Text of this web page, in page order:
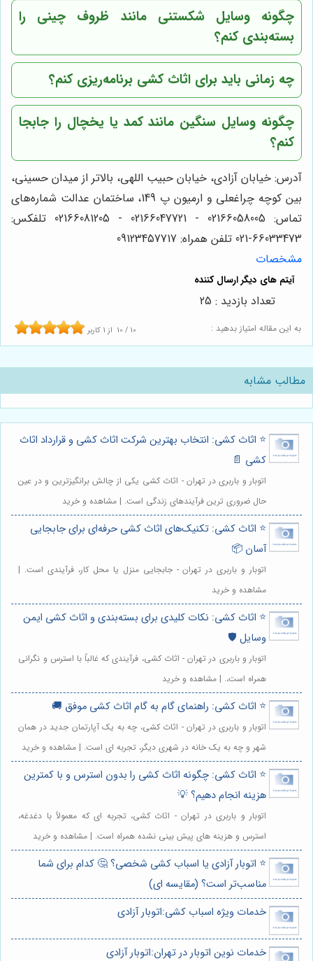
چگونه وسایل شکستنی مانند ظروف چینی را
بسته‌بندی کنم؟
چه زمانی باید برای اثاث کشی برنامه‌ریزی کنم؟
چگونه وسایل سنگین مانند کمد یا یخچال را جابجا
کنم؟
آدرس: خیابان آزادی، خیابان حبیب اللهی، بالاتر از میدان حسینی،
بین کوچه چراغعلی و ارمیون پ 149، ساختمان عدالت شماره‌های
تماس: 02166058005 - 02166047721 - 02166081205 تلفکس:
66033473-021 تلفن همراه: 09123457717
مشخصات
به این مقاله امتیاز بدهید : 10 / 10 از 1 کاربر
تعداد بازدید : 25
مطالب مشابه
⭐️ اثاث کشی: انتخاب بهترین شرکت اثاث کشی و قرارداد اثاث
کشی 📄
اتوبار و باربری در تهران - اثاث کشی یکی از چالش برانگیزترین و در عین
حال ضروری ترین فرآیندهای زندگی است. | مشاهده و خرید
⭐️ اثاث کشی: تکنیک‌های اثاث کشی حرفه‌ای برای جابجایی
آسان 📦
اتوبار و باربری در تهران - جابجایی منزل یا محل کار، فرآیندی است. |
مشاهده و خرید
⭐️ اثاث کشی: نکات کلیدی برای بسته‌بندی و اثاث کشی ایمن
وسایل 🛡️
اتوبار و باربری در تهران - اثاث کشی، فرآیندی که غالباً با استرس و نگرانی
همراه است،. | مشاهده و خرید
⭐️ اثاث کشی: راهنمای گام به گام اثاث کشی موفق 🚚
اتوبار و باربری در تهران - اثاث کشی، چه به یک آپارتمان جدید در همان
شهر و چه به یک خانه در شهری دیگر، تجربه ای است. | مشاهده و خرید
⭐️ اثاث کشی: چگونه اثاث کشی را بدون استرس و با کمترین
هزینه انجام دهیم؟ 💡
اتوبار و باربری در تهران - اثاث کشی، تجربه ای که معمولاً با دغدغه،
استرس و هزینه های پیش بینی نشده همراه است. | مشاهده و خرید
⭐️ اتوبار آزادی یا اسباب کشی شخصی؟ 🤔 کدام برای شما
مناسب‌تر است؟ (مقایسه ای)
خدمات ویژه اسباب کشی:اتوبار آزادی
خدمات نوین اتوبار در تهران:اتوبار آزادی